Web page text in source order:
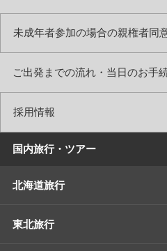
未成年者参加の場合の親権者同
ご出発までの流れ・当日のお手
採用情報
国内旅行・ツアー
北海道旅行
東北旅行